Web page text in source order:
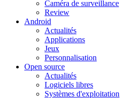
Caméra de surveillance
Review
Android
Actualités
Applications
Jeux
Personnalisation
Open source
Actualités
Logiciels libres
Systèmes d'exploitation